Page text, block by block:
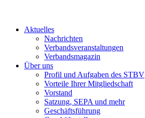
Aktuelles
Nachrichten
Verbandsveranstaltungen
Verbandsmagazin
Über uns
Profil und Aufgaben des STBV
Vorteile Ihrer Mitgliedschaft
Vorstand
Satzung, SEPA und mehr
Geschäftsführung